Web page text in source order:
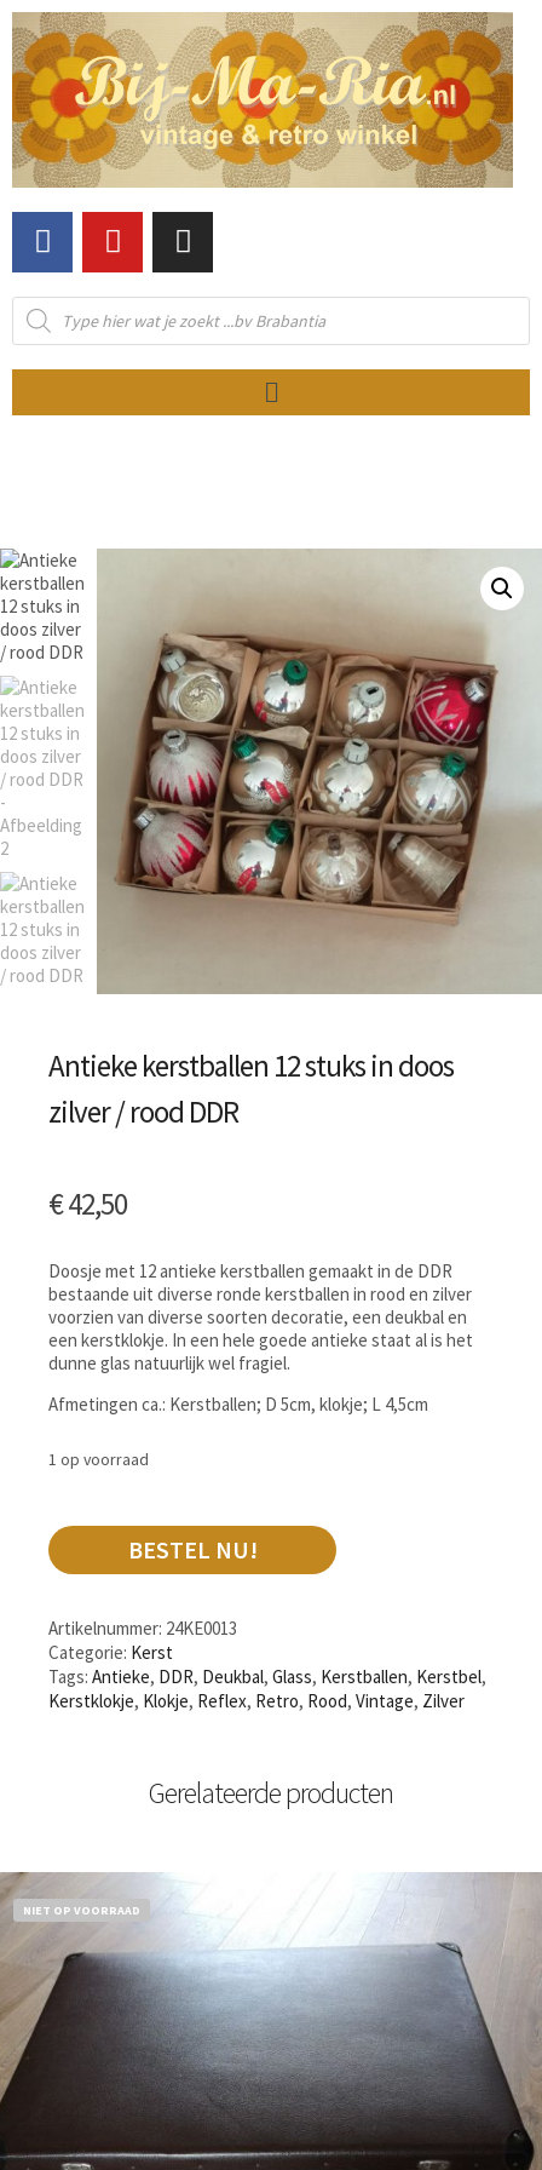
Antieke kerstballen 12 stuks in doos
zilver / rood DDR
€42,50
Doosje met 12 antieke kerstballen gemaakt in de DDR
bestaande uit diverse ronde kerstballen in rood en zilver
voorzien van diverse soorten decoratie, een deukbal en
een kerstklokje. In een hele goede antieke staat al is het
dunne glas natuurlijk wel fragiel.
Afmetingen ca.: Kerstballen; D 5cm, klokje; L 4,5cm
1 op voorraad
BESTEL NU!
Artikelnummer: 24KE0013
Categorie: Kerst
Tags: Antieke, DDR, Deukbal, Glass, Kerstballen, Kerstbel,
Kerstklokje, Klokje, Reflex, Retro, Rood, Vintage, Zilver
Gerelateerde producten
NIET OP VOORRAAD